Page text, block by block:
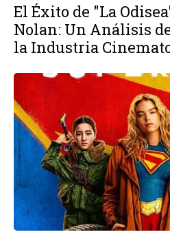
El Éxito de "La
Nolan: Un Análisis
la Industria